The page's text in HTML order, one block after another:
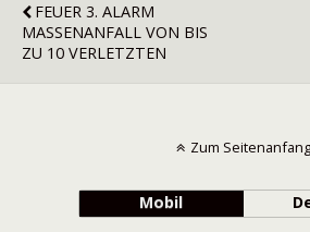
FEUER 3. ALARM
MASSENANFALL VON BIS
ZU 10 VERLETZTEN
Zum Seitenanfang
Mobil